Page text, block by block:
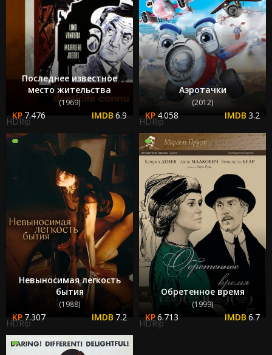
Последнее известное
место жительства
(1969)
7.476 6.9
HDRip
Аэротачки
(2012)
4.058 3.2
HDRip
Невыносимая легкость
бытия
(1988)
7.307 7.2
HDRip
Обретенное время
(1999)
6.713 6.7
HDRip